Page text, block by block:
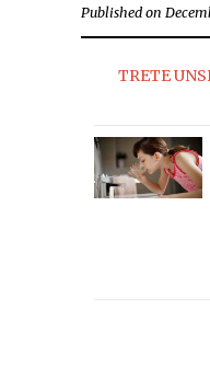
Published on
TRETE